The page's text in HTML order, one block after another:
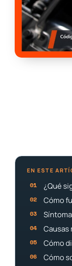
EN ESTE
¿Qué
Cómo
Causas
Cómo
Cómo